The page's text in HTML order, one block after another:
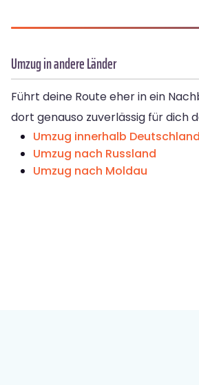
Umzug in andere Länder
Führt deine Route eher in ein
dort genauso zuverlässig für dich
Umzug innerhalb
Umzug nach Russland
Umzug nach Moldau